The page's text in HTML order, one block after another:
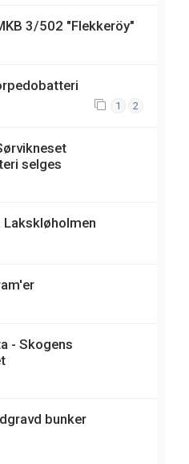
3/502 "Flekkeröy"
1 2
selges
Lakskløholmen
- Skogens
bunker